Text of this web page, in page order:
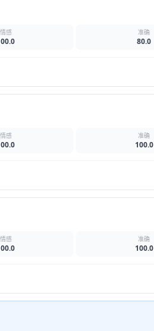
情感 准确
80.0
情感 准确
100.0
情感 准确
100.0